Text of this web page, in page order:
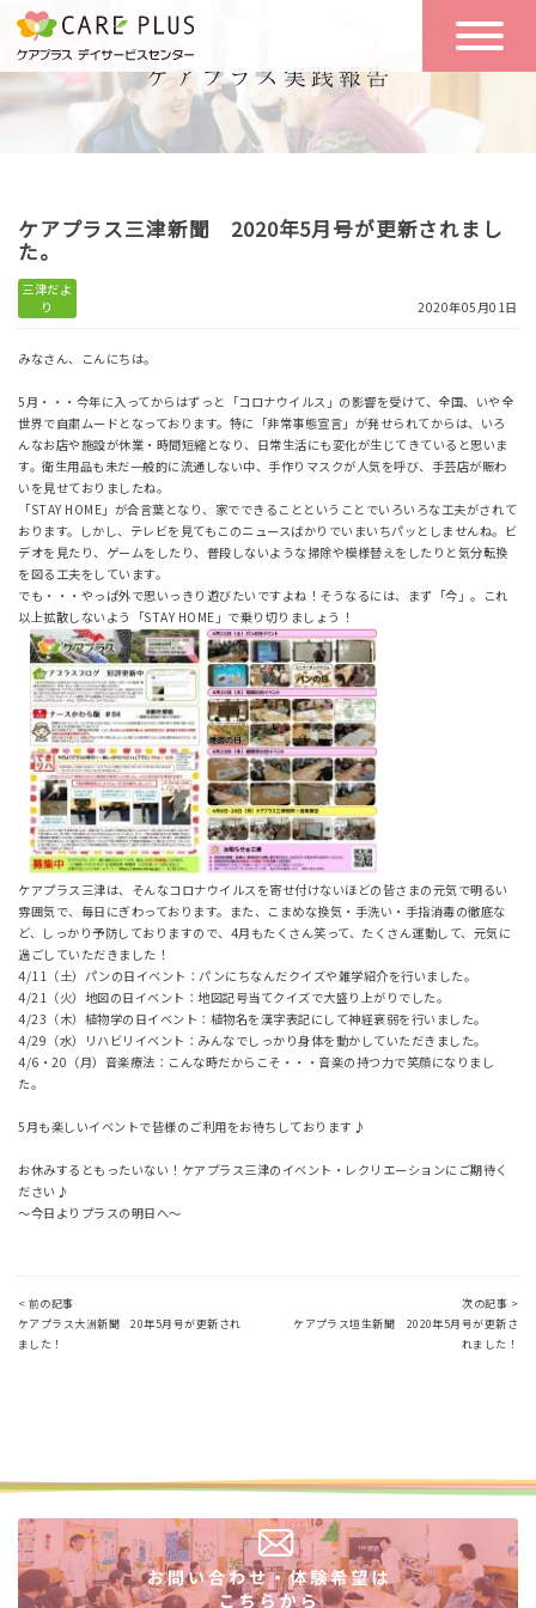
こんな方に
おすすめ
一日の流れ
一日体験
空き状況
リクルート
体験希望
ケアプラス三津新聞 2020年5月号が更新されまし
た。
三津だよ
り
2020年05月01日
みなさん、こんにちは。
5月・・・今年に入ってからはずっと「コロナウイルス」の影響を受けて、全国、いや全
世界で自粛ムードとなっております。特に「非常事態宣言」が発せられてからは、いろ
んなお店や施設が休業・時間短縮となり、日常生活にも変化が生じてきていると思いま
す。衛生用品も未だ一般的に流通しない中、手作りマスクが人気を呼び、手芸店が賑わ
いを見せておりましたね。
「STAY HOME」が合言葉となり、家でできることということでいろいろな工夫がされて
おります。しかし、テレビを見てもこのニュースばかりでいまいちパッとしませんね。ビ
デオを見たり、ゲームをしたり、普段しないような掃除や模様替えをしたりと気分転換
を図る工夫をしています。
でも・・・やっぱ外で思いっきり遊びたいですよね！そうなるには、まず「今」。これ
以上拡散しないよう「STAY HOME」で乗り切りましょう！
ケアプラス三津は、そんなコロナウイルスを寄せ付けないほどの皆さまの元気で明るい
雰囲気で、毎日にぎわっております。また、こまめな換気・手洗い・手指消毒の徹底な
ど、しっかり予防しておりますので、4月もたくさん笑って、たくさん運動して、元気に
過ごしていただきました！
4/11（土）パンの日イベント：パンにちなんだクイズや雑学紹介を行いました。
4/21（火）地図の日イベント：地図記号当てクイズで大盛り上がりでした。
4/23（木）植物学の日イベント：植物名を漢字表記にして神経衰弱を行いました。
4/29（水）リハビリイベント：みんなでしっかり身体を動かしていただきました。
4/6・20（月）音楽療法：こんな時だからこそ・・・音楽の持つ力で笑顔になりまし
た。
5月も楽しいイベントで皆様のご利用をお待ちしております♪
お休みするともったいない！ケアプラス三津のイベント・レクリエーションにご期待く
ださい♪
～今日よりプラスの明日へ～
< 前の記事
ケアプラス大洲新聞 20年5月号が更新され
ました！
次の記事 >
ケアプラス垣生新聞 2020年5月号が更新さ
れました！